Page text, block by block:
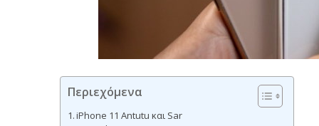
Περιεχόμενα
iPhone 11 Antutu και Sar